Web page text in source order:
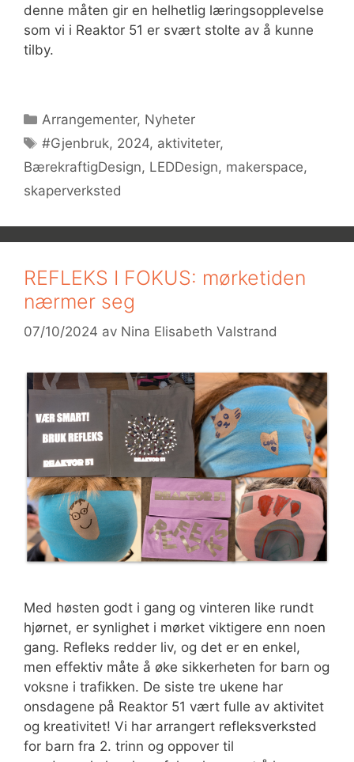
denne måten gir en helhetlig læringsopplevelse
som vi i Reaktor 51 er svært stolte av å kunne
tilby.
Kategorier
Arrangementer, Nyheter
Stikkord
#Gjenbruk, 2024, aktiviteter,
BærekraftigDesign, LEDDesign, makerspace,
skaperverksted
REFLEKS I FOKUS: mørketiden
nærmer seg
07/10/2024 av Nina Elisabeth Valstrand
Med høsten godt i gang og vinteren like rundt
hjørnet, er synlighet i mørket viktigere enn noen
gang. Refleks redder liv, og det er en enkel,
men effektiv måte å øke sikkerheten for barn og
voksne i trafikken. De siste tre ukene har
onsdagene på Reaktor 51 vært fulle av aktivitet
og kreativitet! Vi har arrangert refleksverksted
for barn fra 2. trinn og oppover til